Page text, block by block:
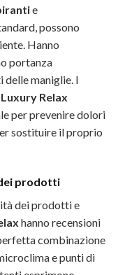
e
possono
Hanno
portanza
delle maniglie. I
Luxury Relax
per prevenire dolori
sostituire il proprio
prodotti
dei prodotti e
hanno recensioni
combinazione
e punti di